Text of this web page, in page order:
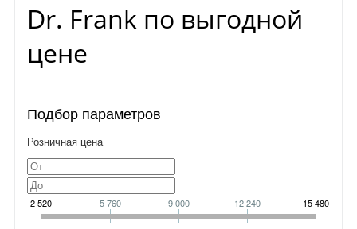
Dr. Frank по выгодной
цене
Подбор параметров
Розничная цена
2 520 5 760 9 000 12 240 15 480